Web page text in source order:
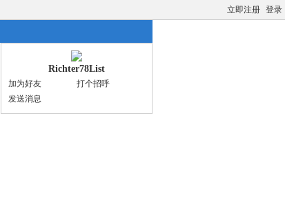
立即注册 登录
Richter78List
加为好友
打个招呼
发送消息